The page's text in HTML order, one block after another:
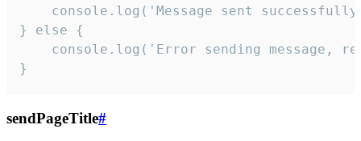
console.log('Message sent
} else {
console.log('Error sending message,
}
sendPageTitle#